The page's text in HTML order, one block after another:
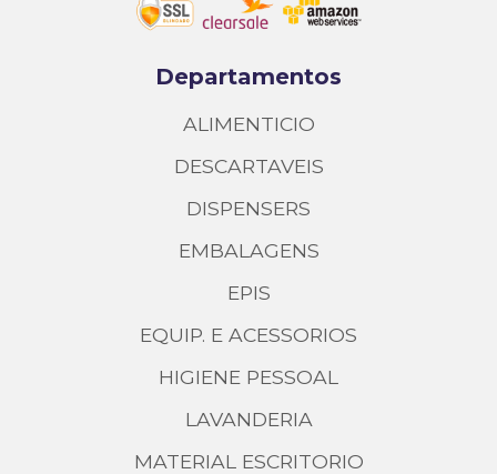
Departamentos
ALIMENTICIO
DESCARTAVEIS
DISPENSERS
EMBALAGENS
EPIS
EQUIP. E ACESSORIOS
HIGIENE PESSOAL
LAVANDERIA
MATERIAL ESCRITORIO